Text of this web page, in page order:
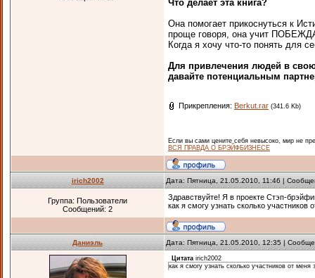
Что делает эта книга?
Она помогает прикоснуться к
проще говоря, она учит
Когда я хочу что-то понять для
Для привлечения людей в свою
давайте потенциальным
Прикрепления: Berkut.rar (341.6 Kb)
Если вы сами цените себя невысоко, мир не
ВСЯ ПРАВДА О БРЭЙФБИЗНЕСЕ
irich2002 Дата: Пятница, 21.05.2010, 11:46 |
Группа: Пользователи
Сообщений: 2
Здравствуйте! Я в проекте Стэп-
как я смогу узнать сколько участников
Даниэль Дата: Пятница, 21.05.2010, 12:35 |
Цитата irich2002
как я смогу узнать сколько участников от меня